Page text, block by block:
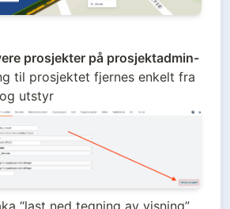
prosjekter på prosjektadmin-
til prosjektet fjernes enkelt fra
utstyr
“last ned tegning av visning”